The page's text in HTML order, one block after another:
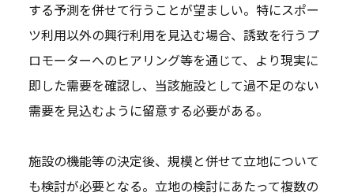
する予測を併せて行うことが望ましい。特にスポー
ツ利用以外の興行利用を見込む場合、誘致を行うプ
ロモーターへのヒアリング等を通じて、より現実に
即した需要を確認し、当該施設として過不足のない
需要を見込むように留意する必要がある。
施設の機能等の決定後、規模と併せて立地について
も検討が必要となる。立地の検討にあたって複数の